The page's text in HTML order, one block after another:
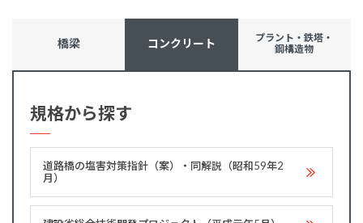
橋梁 コンクリート
プラント・鉄塔・
鋼構造物
規格から探す
道路橋の塩害対策指針（案）・同解説（昭和59年2
月）